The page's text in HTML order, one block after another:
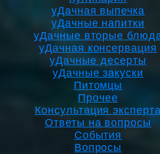
уДачная выпечка
уДачные напитки
уДачные вторые
уДачная консервация
уДачные десерты
уДачные закуски
Питомцы
Прочее
Консультация эксперта
Ответы на вопросы
События
Вопросы